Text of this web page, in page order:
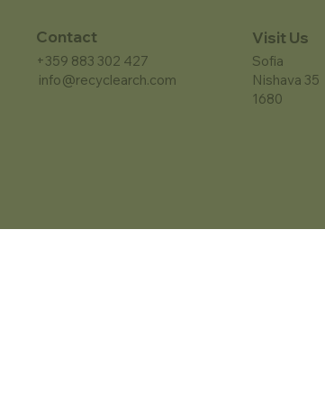
Contact
+359 883 302 427
info@recyclearch.com
Visit Us
Sofia
Nishava 35
1680